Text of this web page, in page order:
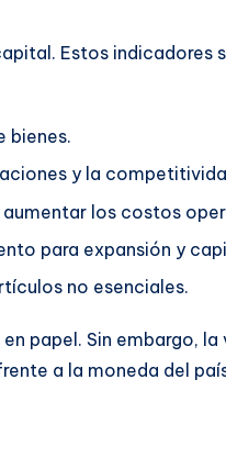
Estos indicadores
bienes.
y la
los costos
para expansión y
no esenciales.
papel. Sin embargo,
a la moneda del